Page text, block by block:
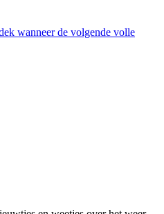
wanneer de volgende volle